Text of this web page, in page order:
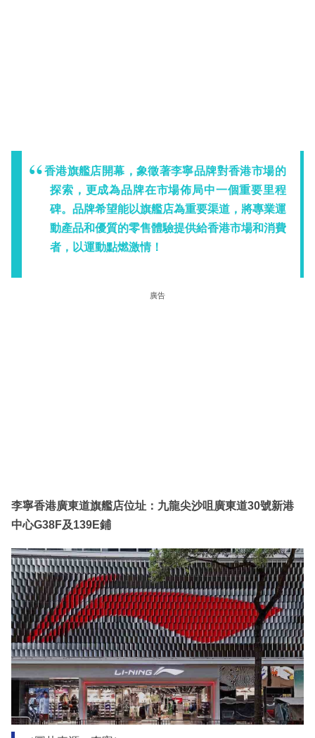
香港旗艦店開幕，象徵著李寧品牌對香港市場的
探索，更成為品牌在市場佈局中一個重要里程
碑。品牌希望能以旗艦店為重要渠道，將專業運
動產品和優質的零售體驗提供給香港市場和消費
者，以運動點燃激情！
廣告
李寧香港廣東道旗艦店位址：九龍尖沙咀廣東道30號新港
中心G38F及139E鋪